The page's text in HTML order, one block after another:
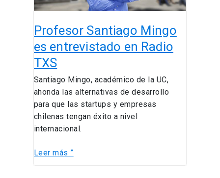
Profesor Santiago Mingo
es entrevistado en Radio
TXS
Santiago Mingo, académico de la UC,
ahonda las alternativas de desarrollo
para que las startups y empresas
chilenas tengan éxito a nivel
internacional.
Leer más ”